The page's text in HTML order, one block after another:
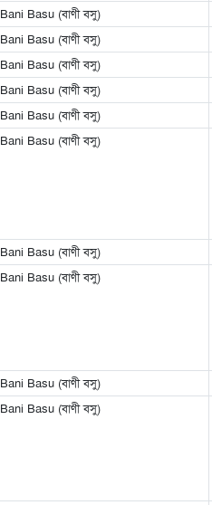
Bani Basu (বাণী বসু)
Bani Basu (বাণী বসু)
Bani Basu (বাণী বসু)
Bani Basu (বাণী বসু)
Bani Basu (বাণী বসু)
Bani Basu (বাণী বসু)
Bani Basu (বাণী বসু)
Bani Basu (বাণী বসু)
Bani Basu (বাণী বসু)
Bani Basu (বাণী বসু)